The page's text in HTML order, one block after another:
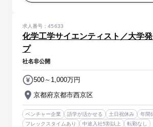
化学工学サイエンティスト／大学
プ
求人番号：45633
社名非公開
京都府京都市西京区
500～1,000万円
ベンチャー企業 語学が活かせる 土日祝休み
年間
フレックスタイムあり
中途入社5割以上 転勤なし